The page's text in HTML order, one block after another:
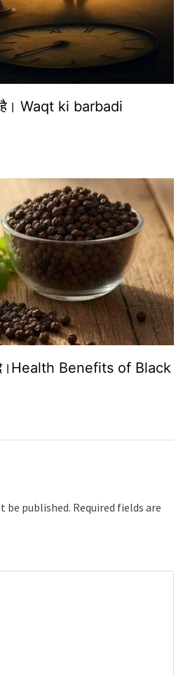
है। Waqt ki barbadi
Benefits of Black
be published. Required fields are